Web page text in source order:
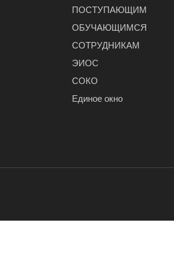
ПОСТУПАЮЩИМ
ОБУЧАЮЩИМСЯ
СОТРУДНИКАМ
ЭИОС
СОКО
Единое окно